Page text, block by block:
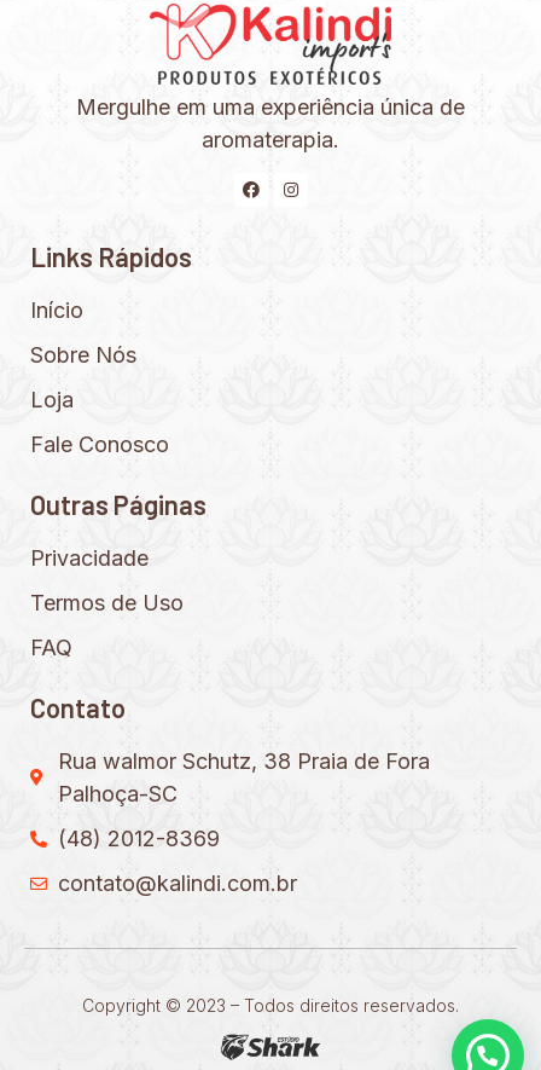
Mergulhe em uma experiência única de
aromaterapia.
Links Rápidos
Início
Sobre Nós
Loja
Fale Conosco
Outras Páginas
Privacidade
Termos de Uso
FAQ
Contato
Rua walmor Schutz, 38 Praia de Fora
Palhoça-SC
(48) 2012-8369
contato@kalindi.com.br
Copyright © 2023 – Todos direitos reservados.